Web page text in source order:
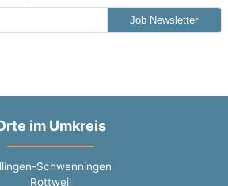
Job Newsletter
im Umkreis
Schwenningen
Rottweil